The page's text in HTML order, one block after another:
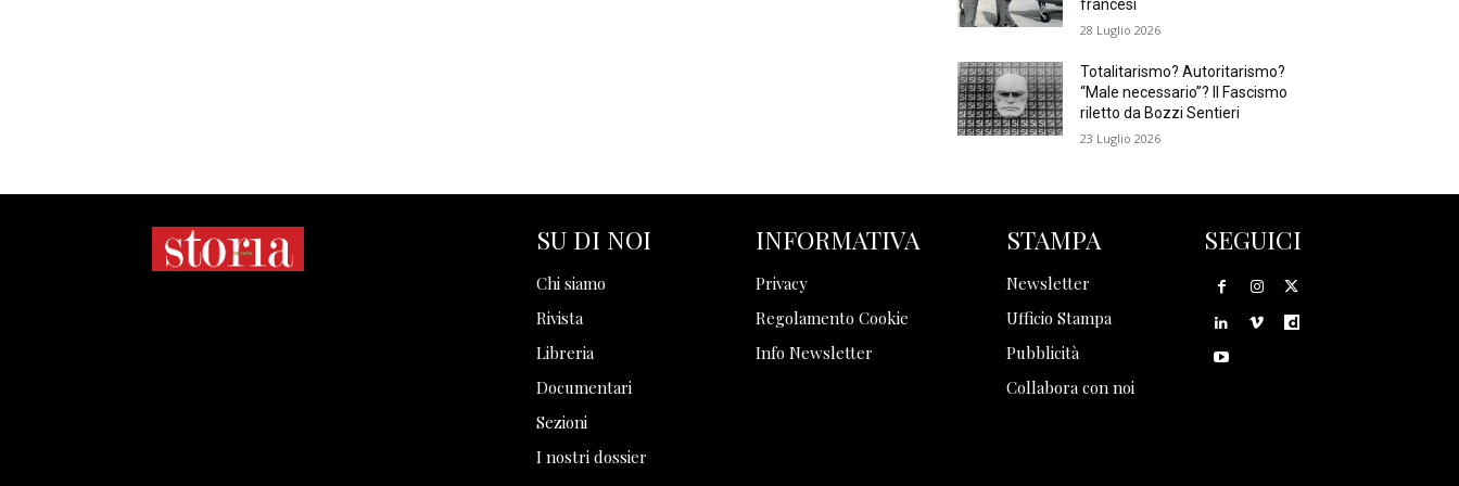
francesi
28 Luglio 2026
Totalitarismo? Autoritarismo?
“Male necessario”? Il Fascismo
riletto da Bozzi Sentieri
23 Luglio 2026
SU DI NOI
Chi siamo
Rivista
Libreria
Documentari
Sezioni
I nostri dossier
INFORMATIVA
Privacy
Regolamento Cookie
Info Newsletter
STAMPA
Newsletter
Ufficio Stampa
Pubblicità
Collabora con noi
SEGUICI